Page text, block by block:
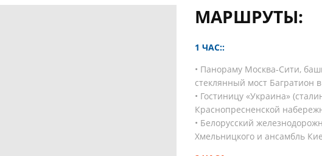
МАРШРУТЫ:
1 ЧАС::
• Панораму Москва‑Сити,
стеклянный мост Багратион
• Гостиницу «Украина»
Краснопресненской
• Белорусский
Хмельницкого и ансамбль